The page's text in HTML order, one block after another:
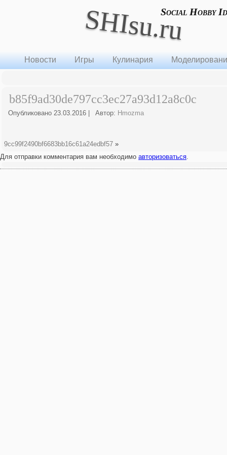
SHIsu.ruSocial Hobby
Новости Игры Кулинария
b85f9ad30de797cc3ec27a93d12a8c0c
Опубликовано 23.03.2016 Автор: Hmozma
9cc99f2490bf6683bb16c61a24edbf57 »
Для отправки комментария вам необходимо авторизоваться.